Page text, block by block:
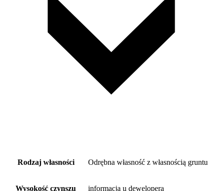
Rodzaj własności Odrębna własność z własnością gruntu
Wysokość czynszu informacja u dewelopera